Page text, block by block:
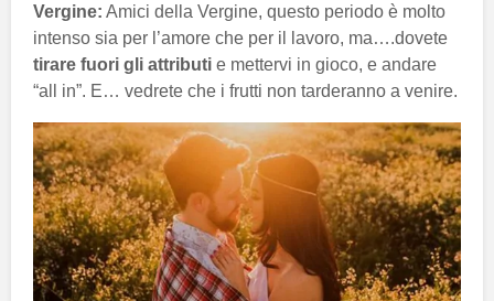
Vergine: Amici della Vergine, questo periodo è molto
intenso sia per l’amore che per il lavoro, ma….dovete
tirare fuori gli attributi e mettervi in gioco, e andare
“all in”. E… vedrete che i frutti non tarderanno a venire.